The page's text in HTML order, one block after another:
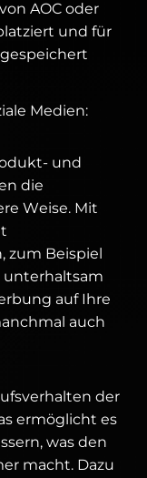
AOC oder
und für
Medien:
und
die
Weise. Mit
zum Beispiel
unterhaltsam
auf Ihre
auch
der
ermöglicht es
was den
macht. Dazu